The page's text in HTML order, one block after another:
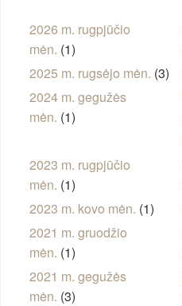
2026 m. rugpjūčio
mėn. (1)
2025 m. rugsėjo mėn. (3)
2024 m. gegužės
mėn. (1)
2023 m. rugpjūčio
mėn. (1)
2023 m. kovo mėn. (1)
2021 m. gruodžio
mėn. (1)
2021 m. gegužės
mėn. (3)